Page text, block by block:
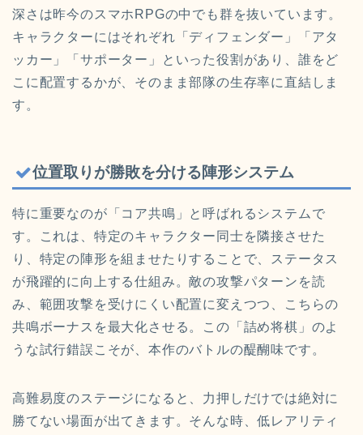
深さは昨今のスマホRPGの中でも群を抜いています。
キャラクターにはそれぞれ「ディフェンダー」「アタ
ッカー」「サポーター」といった役割があり、誰をど
こに配置するかが、そのまま部隊の生存率に直結しま
す。
位置取りが勝敗を分ける陣形システム
特に重要なのが「コア共鳴」と呼ばれるシステムで
す。これは、特定のキャラクター同士を隣接させた
り、特定の陣形を組ませたりすることで、ステータス
が飛躍的に向上する仕組み。敵の攻撃パターンを読
み、範囲攻撃を受けにくい配置に変えつつ、こちらの
共鳴ボーナスを最大化させる。この「詰め将棋」のよ
うな試行錯誤こそが、本作のバトルの醍醐味です。
高難易度のステージになると、力押しだけでは絶対に
勝てない場面が出てきます。そんな時、低レアリティ